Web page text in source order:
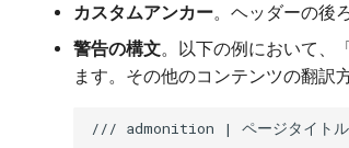
カスタムアンカー。ヘッダーの後
警告の構文。以下の例において、
ます。その他のコンテンツの翻訳
/// admonition | ページタイトル